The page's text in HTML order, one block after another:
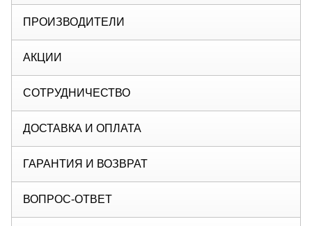
ПРОИЗВОДИТЕЛИ
АКЦИИ
СОТРУДНИЧЕСТВО
ДОСТАВКА И ОПЛАТА
ГАРАНТИЯ И ВОЗВРАТ
ВОПРОС-ОТВЕТ